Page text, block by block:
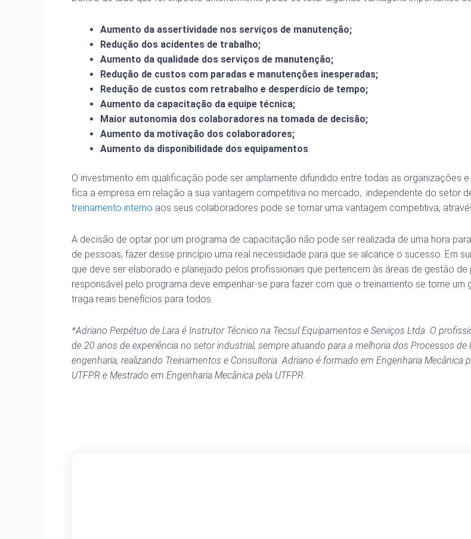
Aumento da assertividade nos serviços de manutenção;
Redução dos acidentes de trabalho;
Aumento da qualidade dos serviços de manutenção;
Redução de custos com paradas e manutenções inesperadas;
Redução de custos com retrabalho e desperdício de tempo;
Aumento da capacitação da equipe técnica;
Maior autonomia dos colaboradores na tomada de decisão;
Aumento da motivação dos colaboradores;
Aumento da disponibilidade dos equipamentos
O investimento em qualificação pode ser amplamente difundido entre todas as organizações
fica a empresa em relação a sua vantagem competitiva no mercado, independente do setor
treinamento interno aos seus colaboradores pode se tornar uma vantagem competitiva,
A decisão de optar por um programa de capacitação não pode ser realizada de uma hora
de pessoas, fazer desse princípio uma real necessidade para que se alcance o sucesso. Em
que deve ser elaborado e planejado pelos profissionais que pertencem às áreas de gestão
responsável pelo programa deve empenhar-se para fazer com que o treinamento se torne
traga reais benefícios para todos.
*Adriano Perpétuo de Lara é Instrutor Técnico na Tecsul Equipamentos e Serviços Ltda. O
de 20 anos de experiência no setor industrial, sempre atuando para a melhoria dos Processos
engenharia, realizando Treinamentos e Consultoria. Adriano é formado em Engenharia Mecânica
UTFPR e Mestrado em Engenharia Mecânica pela UTFPR.